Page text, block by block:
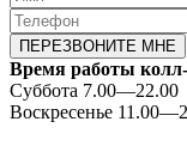
ПЕРЕЗВОНИТЕ МНЕ
Время работы
Суббота 7.00—22.00
Воскресенье